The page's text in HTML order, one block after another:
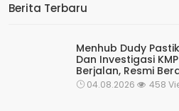
Berita Terbaru
Menhub Dudy
Dan Investigasi
Berjalan, Resmi
Rutin
04.08.2026 458